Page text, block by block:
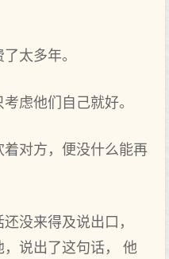
太多年。
虑他们自己就好。
对方，便没什么能再
没来得及说出口，
说出了这句话， 他